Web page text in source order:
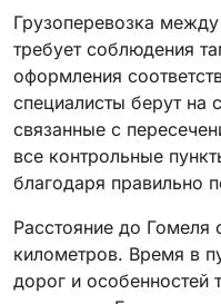
Грузоперевозка
требует соблюдения
оформления
специалисты берут на
связанные с
все контрольные
благодаря правильно
Расстояние до Гомеля
километров. Время в
дорог и